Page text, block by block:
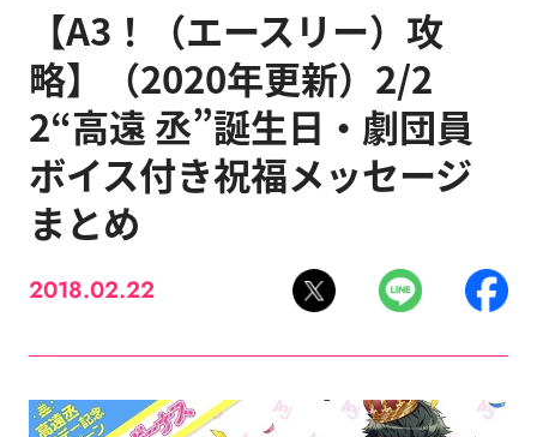
【A3！（エースリー）攻
略】（2020年更新）2/2
2“高遠 丞”誕生日・劇団員
ボイス付き祝福メッセージ
まとめ
2018.02.22